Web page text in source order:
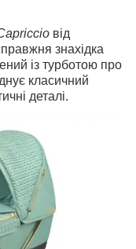
від
знахідка
із турботою про
класичний
деталі.